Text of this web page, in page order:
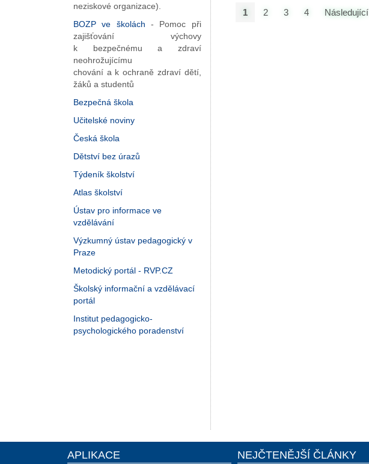
neziskové organizace).
BOZP ve školách - Pomoc při
zajišťování výchovy
k bezpečnému a zdraví
neohrožujícímu
chování a k ochraně zdraví dětí,
žáků a studentů
Bezpečná škola
Učitelské noviny
Česká škola
Dětství bez úrazů
Týdeník školství
Atlas školství
Ústav pro informace ve
vzdělávání
Výzkumný ústav pedagogický v
Praze
Metodický portál - RVP.CZ
Školský informační a vzdělávací
portál
Institut pedagogicko-
psychologického poradenství
1 2 3 4 Následující
APLIKACE NEJČTENĚJŠÍ ČLÁNKY